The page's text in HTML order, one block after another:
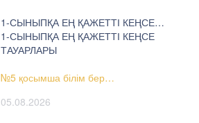
1-СЫНЫПҚА ЕҢ ҚАЖЕТТІ КЕҢСЕ…
1-СЫНЫПҚА ЕҢ ҚАЖЕТТІ КЕҢСЕ
ТАУАРЛАРЫ
№5 қосымша білім бер…
05.08.2026